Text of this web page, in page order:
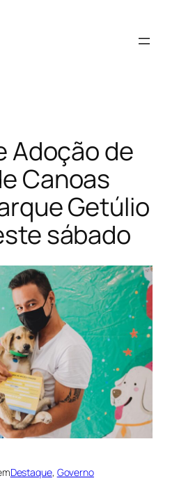
Adoção de
Canoas
Getúlio
sábado
Destaque, Governo